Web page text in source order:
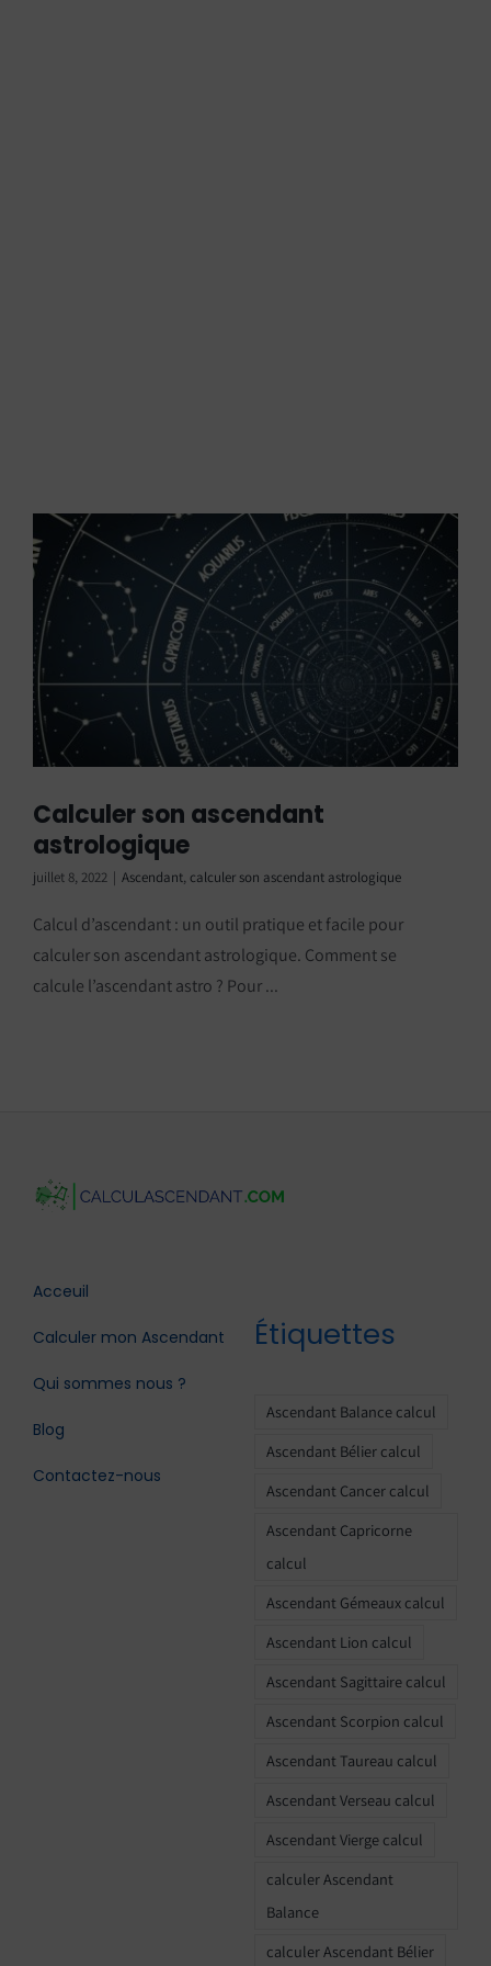
Calculer son ascendant
astrologique
juillet 8, 2022 | Ascendant, calculer son ascendant astrologique
Calcul d’ascendant : un outil pratique et facile pour
calculer son ascendant astrologique. Comment se
calcule l’ascendant astro ? Pour ...
Acceuil
Calculer mon Ascendant
Qui sommes nous ?
Blog
Contactez-nous
Étiquettes
Ascendant Balance calcul
Ascendant Bélier calcul
Ascendant Cancer calcul
Ascendant Capricorne
calcul
Ascendant Gémeaux calcul
Ascendant Lion calcul
Ascendant Sagittaire calcul
Ascendant Scorpion calcul
Ascendant Taureau calcul
Ascendant Verseau calcul
Ascendant Vierge calcul
calculer Ascendant
Balance
calculer Ascendant Bélier